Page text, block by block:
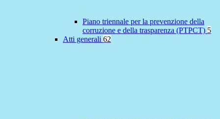
Piano triennale per la prevenzione della
corruzione e della trasparenza (PTPCT) 5
Atti generali 62